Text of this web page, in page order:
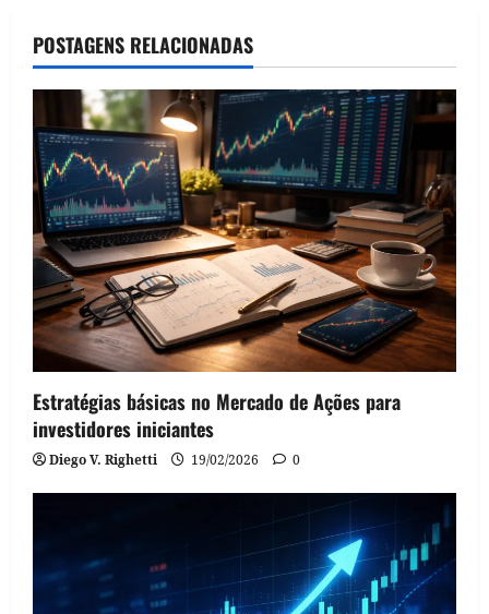
POSTAGENS RELACIONADAS
Estratégias básicas no Mercado de Ações para
investidores iniciantes
Diego V. Righetti 19/02/2026 0